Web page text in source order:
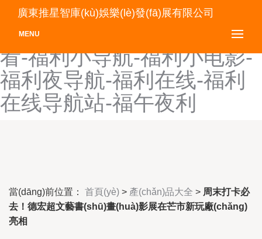
福利网站污-福利网址-福利
网址1-福利午夜6区在线观
看-福利小导航-福利小电影-
福利夜导航-福利在线-福利
在线导航站-福午夜利
廣東推星智庫(kù)娛樂(lè)發(fā)展有限公司
MENU
當(dāng)前位置： 首頁(yè) > 產(chǎn)品大全 > 周末打卡必
去！德宏超文藝書(shū)畫(huà)影展在芒市新玩廠(chǎng)
亮相